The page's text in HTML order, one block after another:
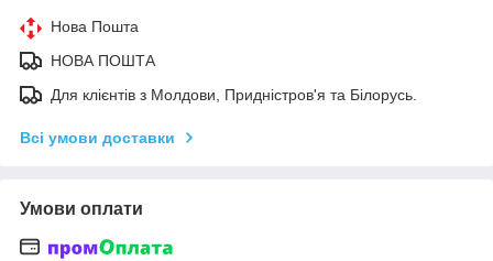
Нова Пошта
НОВА ПОШТА
Для клієнтів з Молдови, Придністров'я та Білорусь.
Всі умови доставки
Умови оплати